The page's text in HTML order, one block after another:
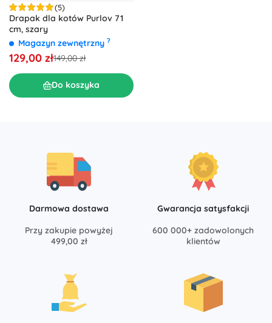
(5)
Drapak dla kotów Purlov 71
cm, szary
Magazyn zewnętrzny ?
129,00 zł149,00 zł
Do koszyka
Darmowa dostawa
Przy zakupie powyżej
499,00 zł
Gwarancja satysfakcji
600 000+ zadowolonych
klientów